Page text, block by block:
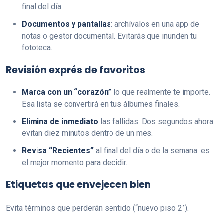
final del día.
Documentos y pantallas: archívalos en una app de
notas o gestor documental. Evitarás que inunden tu
fototeca.
Revisión exprés de favoritos
Marca con un “corazón” lo que realmente te importe.
Esa lista se convertirá en tus álbumes finales.
Elimina de inmediato las fallidas. Dos segundos ahora
evitan diez minutos dentro de un mes.
Revisa “Recientes” al final del día o de la semana: es
el mejor momento para decidir.
Etiquetas que envejecen bien
Evita términos que perderán sentido (“nuevo piso 2”).